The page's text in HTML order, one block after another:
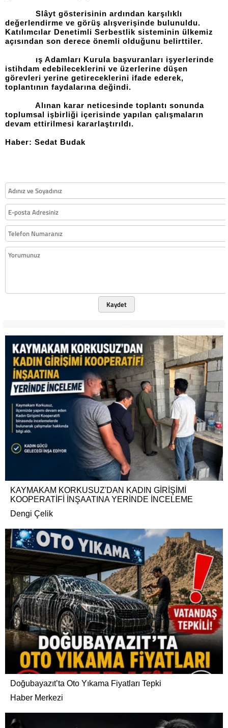
Slâyt gösterisinin ardından karşılıklı
değerlendirme ve görüş alışverişinde bulunuldu.
Katılımcılar Denetimli Serbestlik sisteminin ülkemiz
açısından son derece önemli olduğunu belirttiler.
ış Adamları Kurula başvuranları işyerlerinde
istihdam edebileceklerini ve üzerlerine düşen
görevleri yerine getireceklerini ifade ederek,
toplantının faydalarına değindi.
Alınan karar neticesinde toplantı sonunda
toplumsal işbirliği içerisinde yapılan çalışmaların
devam ettirilmesi kararlaştırıldı.
Haber: Sedat Budak
Kaydet
KAYMAKAM KORKUSUZ'DAN KADIN GİRİŞİMİ
KOOPERATİFİ İNŞAATINA YERİNDE İNCELEME
Dengi Çelik
Doğubayazıt’ta Oto Yıkama Fiyatları Tepki
Haber Merkezi